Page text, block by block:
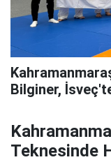
Bilginer,
Teknesinde